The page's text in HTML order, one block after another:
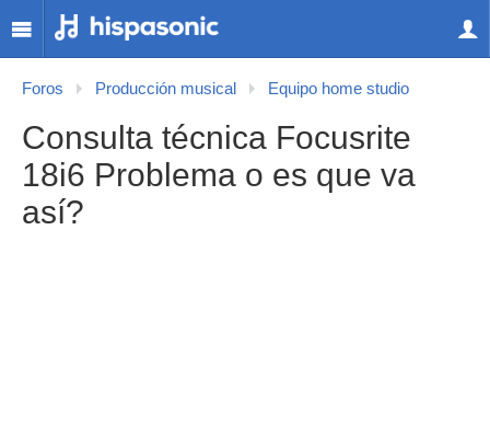
Foros Producción musical Equipo home studio
Consulta técnica Focusrite
18i6 Problema o es que va
así?